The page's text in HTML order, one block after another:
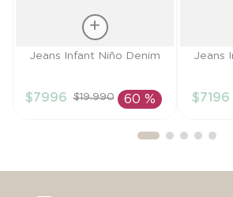
Talla
AÑADIR AL
Jeans Infant Niño Denim
$7996 $19.990 60 %
Talla
Jeans
$7196